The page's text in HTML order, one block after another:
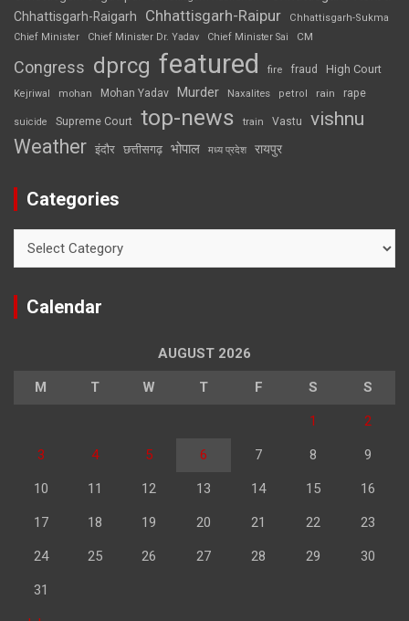
Chhattisgarh-Raigarh Chhattisgarh-Raipur
Chhattisgarh-Sukma
Chief Minister
Chief Minister Dr. Yadav Chief Minister Sai CM
Congress dprcg featured fire fraud High Court
Kejriwal mohan Mohan Yadav Murder Naxalites petrol rain rape
suicide Supreme Court top-news train Vastu vishnu
Weather इंदौर छत्तीसगढ़ भोपाल मध्य प्रदेश रायपुर
Categories
Calendar
AUGUST 2026
M T W T F S S
1 2
3 4 5 6 7 8 9
10 11 12 13 14 15 16
17 18 19 20 21 22 23
24 25 26 27 28 29 30
31